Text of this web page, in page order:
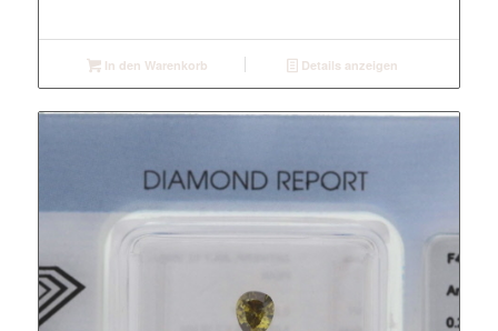
In den Warenkorb Details anzeigen